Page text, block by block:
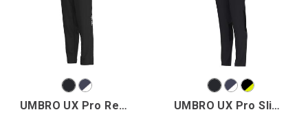
UMBRO UX Pro Reg Pant UMBRO UX Pro Slim Pant Jr